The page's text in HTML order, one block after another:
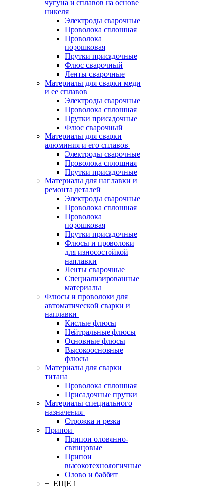
чугуна и сплавов на основе
никеля
Электроды сварочные
Проволока сплошная
Проволока
порошковая
Прутки присадочные
Флюс сварочный
Ленты сварочные
Материалы для сварки меди
и ее сплавов
Электроды сварочные
Проволока сплошная
Прутки присадочные
Флюс сварочный
Материалы для сварки
алюминия и его сплавов
Электроды сварочные
Проволока сплошная
Прутки присадочные
Материалы для наплавки и
ремонта деталей
Электроды сварочные
Проволока сплошная
Проволока
порошковая
Прутки присадочные
Флюсы и проволоки
для износостойкой
наплавки
Ленты сварочные
Специализированные
материалы
Флюсы и проволоки для
автоматической сварки и
наплавки
Кислые флюсы
Нейтральные флюсы
Основные флюсы
Высокоосновные
флюсы
Материалы для сварки
титана
Проволока сплошная
Присадочные прутки
Материалы специального
назначения
Строжка и резка
Припои
Припои оловянно-
свинцовые
Припои
высокотехнологичные
Олово и баббит
+ ЕЩЕ 1